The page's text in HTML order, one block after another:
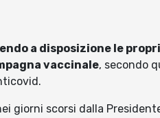
a disposizione le
vaccinale, secondo
giorni scorsi dalla